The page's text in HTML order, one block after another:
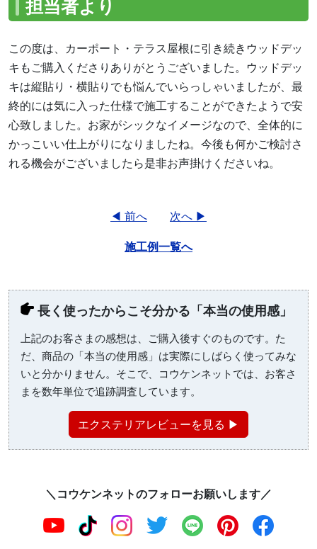
担当者より
この度は、カーポート・テラス屋根に引き続きウッドデッ
キもご購入くださりありがとうございました。ウッドデッ
キは縦貼り・横貼りでも悩んでいらっしゃいましたが、最
終的には気に入った仕様で施工することができたようで安
心致しました。お家がシックなイメージなので、全体的に
かっこいい仕上がりになりましたね。今後も何かご検討さ
れる機会がございましたら是非お声掛けくださいね。
◀ 前へ
次へ ▶
施工例一覧へ
長く使ったからこそ分かる「本当の使用感」
上記のお客さまの感想は、ご購入後すぐのものです。た
だ、商品の「本当の使用感」は実際にしばらく使ってみな
いと分かりません。そこで、コウケンネットでは、お客さ
まを数年単位で追跡調査しています。
エクステリアレビューを見る ▶
＼コウケンネットのフォローお願いします／